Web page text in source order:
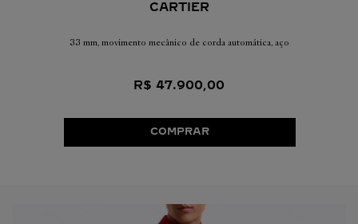
CARTIER
33 mm, movimento mecânico de corda automática, aço
R$ 47.900,00
COMPRAR